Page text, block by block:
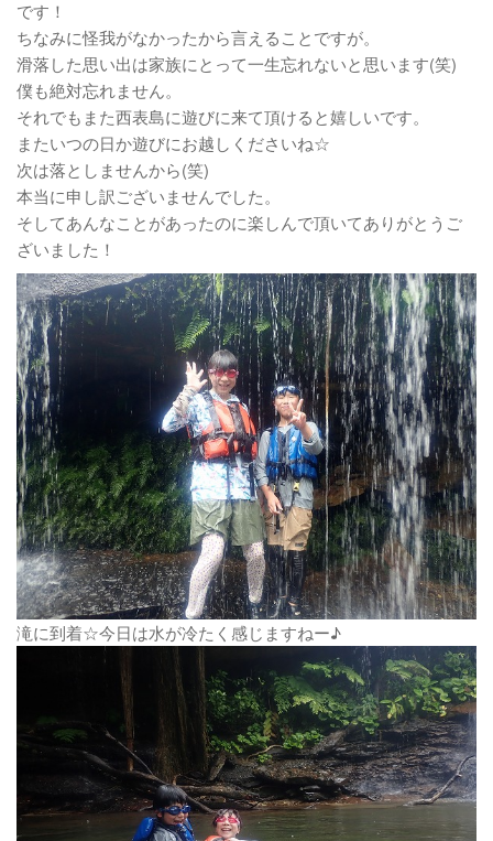
です！
ちなみに怪我がなかったから言えることですが。
滑落した思い出は家族にとって一生忘れないと思います(笑)
僕も絶対忘れません。
それでもまた西表島に遊びに来て頂けると嬉しいです。
またいつの日か遊びにお越しくださいね☆
次は落としませんから(笑)
本当に申し訳ございませんでした。
そしてあんなことがあったのに楽しんで頂いてありがとうご
ざいました！
滝に到着☆今日は水が冷たく感じますねー♪